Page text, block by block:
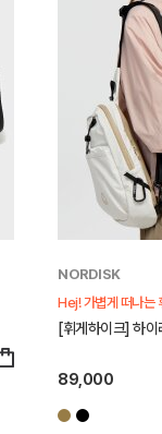
NORDISK
Hej! 가볍게 떠나는
[휘게하이크] 하
89,000